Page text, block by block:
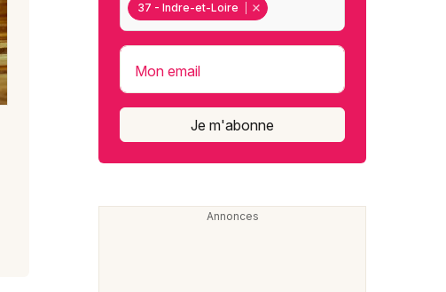
37 - Indre-et-Loire
Mon email
Je m'abonne